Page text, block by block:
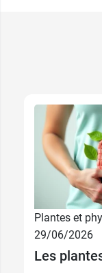
Plantes et
29/06/2026
Les